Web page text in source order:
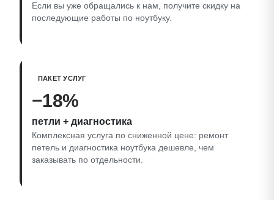
Если вы уже обращались к нам, получите скидку на
последующие работы по ноутбуку.
ПАКЕТ УСЛУГ
−18%
петли + диагностика
Комплексная услуга по сниженной цене: ремонт
петель и диагностика ноутбука дешевле, чем
заказывать по отдельности.